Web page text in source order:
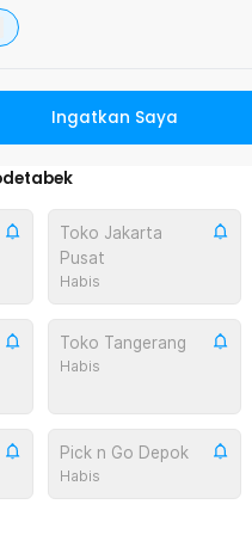
Ingatkan Saya
Toko Jakarta
Pusat
Habis
Toko Tangerang
Habis
Pick n Go Depok
Habis